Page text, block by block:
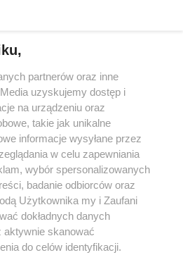
nie może być powielany i
w jakikolwiek sposób (w
na jakimkolwiek polu
włącznie z umieszczaniem w Internecie
praw. Jakiekolwiek użycie lub
lub w części z naruszeniem prawa, tzn.
pod groźbą kary i może być ścigane
partnerów oraz inne
uzyskujemy dostęp i
na urządzeniu oraz
takie jak unikalne
informacje wysyłane przez
w celu zapewniania
wybór spersonalizowanych
badanie odbiorców oraz
Użytkownika my i Zaufani
dokładnych danych
aktywnie skanować
do celów identyfikacji.